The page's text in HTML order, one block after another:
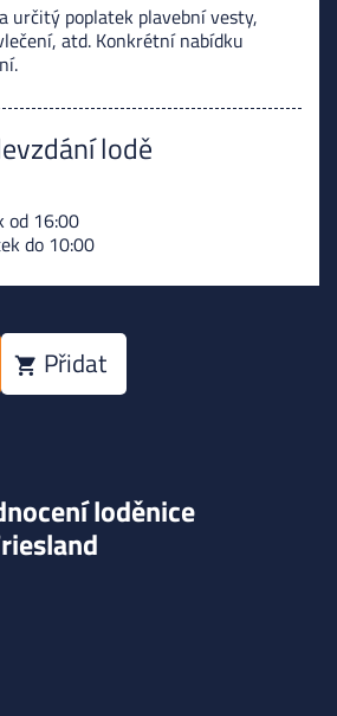
určitý poplatek plavební vesty,
atd. Konkrétní nabídku
lodě
od 16:00
do 10:00
Přidat
loděnice